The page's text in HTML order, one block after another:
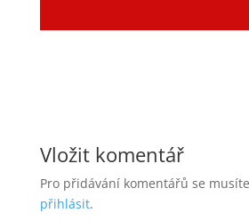
Vložit komentář
Pro přidávání komentářů se
přihlásit.